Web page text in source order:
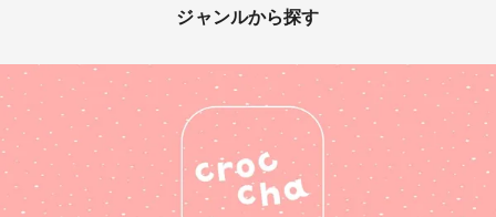
ジャンルから探す